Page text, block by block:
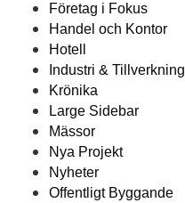
Företag i Fokus
Handel och Kontor
Hotell
Industri & Tillverkning
Krönika
Large Sidebar
Mässor
Nya Projekt
Nyheter
Offentligt Byggande